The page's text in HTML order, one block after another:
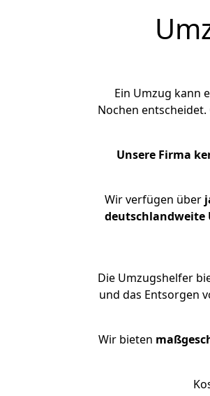
Ein Umzug kann
Nochen
Unsere Firma
Wir verfügen über
deutschlandweite
Die Umzugshelfer
und das Entsorgen
Wir bieten